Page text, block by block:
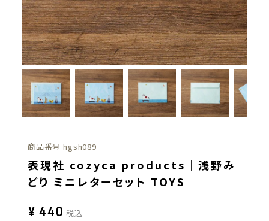
商品番号 hgsh089
表現社 cozyca products｜浅野み
どり ミニレターセット TOYS
¥ 440 税込